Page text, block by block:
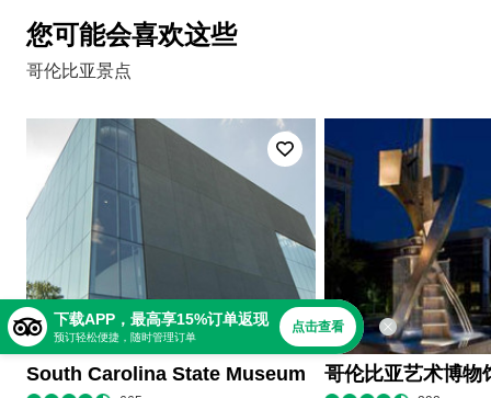
您可能会喜欢这些
哥伦比亚景点
South Carolina State Museum 哥伦比亚艺术博物
下载APP，最高享15%订单返现
预订轻松便捷，随时管理订单
点击查看